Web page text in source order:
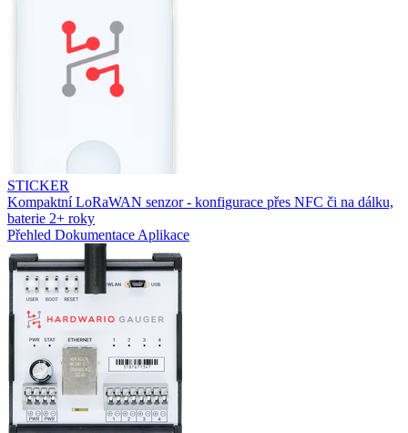
STICKER
Kompaktní LoRaWAN senzor - konfigurace přes NFC či na dálku,
baterie 2+ roky
Přehled Dokumentace Aplikace